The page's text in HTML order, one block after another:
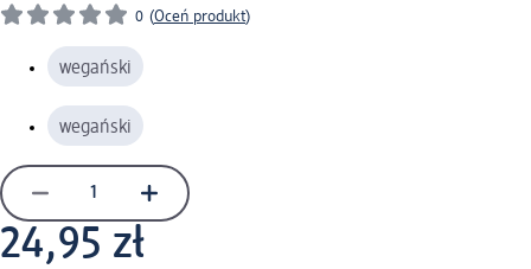
0 (Oceń produkt)
wegański
wegański
24,95 zł